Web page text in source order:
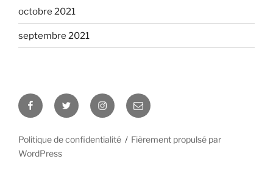
octobre 2021
septembre 2021
FacebookTwitter InstagramEmail
Politique de confidentialité
Fièrement propulsé par
WordPress